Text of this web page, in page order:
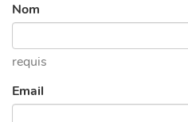
Nom
requis
Email